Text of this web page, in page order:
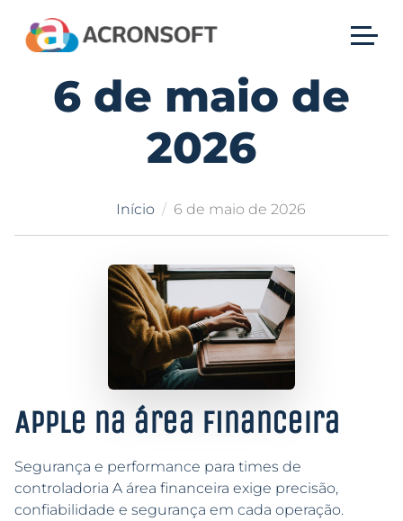
6 de maio de
2026
Início 6 de maio de 2026
Apple na área financeira
Segurança e performance para times de
controladoria A área financeira exige precisão,
confiabilidade e segurança em cada operação.